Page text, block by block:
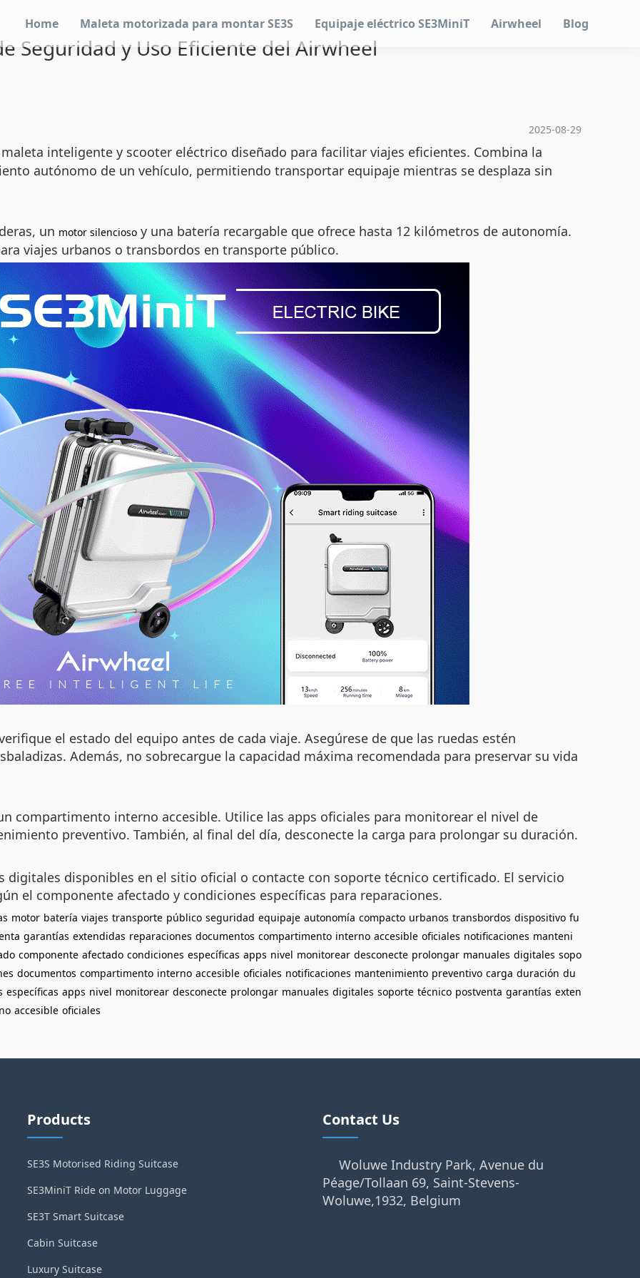
Home Maleta motorizada para montar SE3S Equipaje eléctrico SE3MiniT Airwheel Blog
Seguridad y Uso Eficiente del Airwheel
2025-08-29
inteligente y scooter eléctrico diseñado para facilitar viajes eficientes. Combina la
autónomo de un vehículo, permitiendo transportar equipaje mientras se desplaza sin
un motor silencioso y una batería recargable que ofrece hasta 12 kilómetros de autonomía.
viajes urbanos o transbordos en transporte público.
el estado del equipo antes de cada viaje. Asegúrese de que las ruedas estén
Además, no sobrecargue la capacidad máxima recomendada para preservar su vida
compartimento interno accesible. Utilice las apps oficiales para monitorear el nivel de
preventivo. También, al final del día, desconecte la carga para prolongar su duración.
digitales disponibles en el sitio oficial o contacte con soporte técnico certificado. El servicio
el componente afectado y condiciones específicas para reparaciones.
motor batería viajes transporte público seguridad equipaje autonomía compacto urbanos transbordos dispositivo fu
garantías extendidas reparaciones documentos compartimento interno accesible oficiales notificaciones manteni
componente afectado condiciones específicas apps nivel monitorear desconecte prolongar manuales digitales sopo
documentos compartimento interno accesible oficiales notificaciones mantenimiento preventivo carga duración du
específicas apps nivel monitorear desconecte prolongar manuales digitales soporte técnico postventa garantías exten
accesible oficiales
Products
SE3S Motorised Riding Suitcase
SE3MiniT Ride on Motor Luggage
SE3T Smart Suitcase
Cabin Suitcase
Luxury Suitcase
Contact Us
Woluwe Industry Park, Avenue du
Péage/Tollaan 69, Saint-Stevens-
Woluwe,1932, Belgium